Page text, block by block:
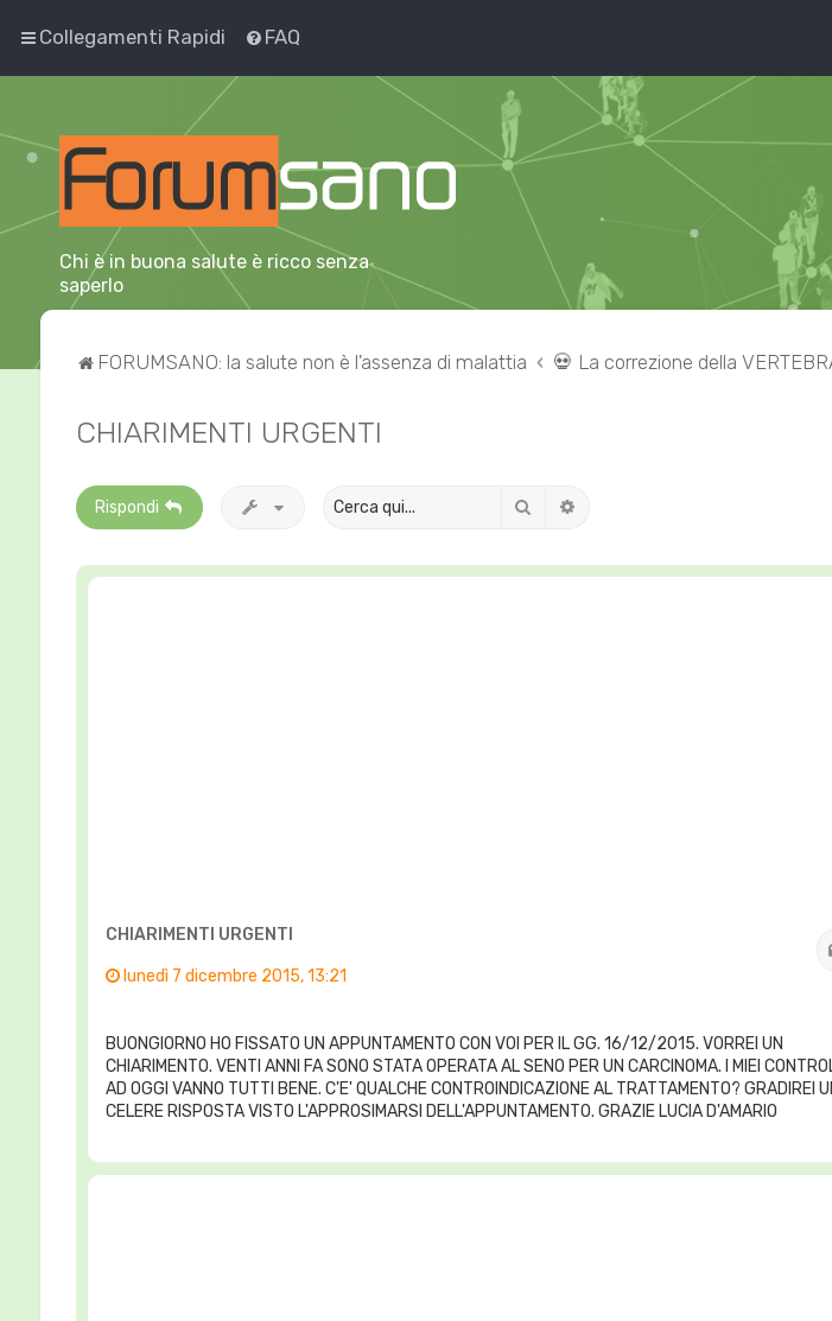
Collegamenti Rapidi FAQ
Chi è in buona salute è ricco senza
saperlo
FORUMSANO: la salute non è l'assenza di malattia 💀 La correzione della
CHIARIMENTI URGENTI
Rispondi Cerca
CHIARIMENTI URGENTI
lunedì 7 dicembre 2015, 13:21
BUONGIORNO HO FISSATO UN APPUNTAMENTO CON VOI PER IL GG. 16/12/2015. VORREI UN
CHIARIMENTO. VENTI ANNI FA SONO STATA OPERATA AL SENO PER UN CARCINOMA. I MIEI
AD OGGI VANNO TUTTI BENE. C'E' QUALCHE CONTROINDICAZIONE AL TRATTAMENTO? GRADIREI
CELERE RISPOSTA VISTO L'APPROSIMARSI DELL'APPUNTAMENTO. GRAZIE LUCIA D'AMARIO